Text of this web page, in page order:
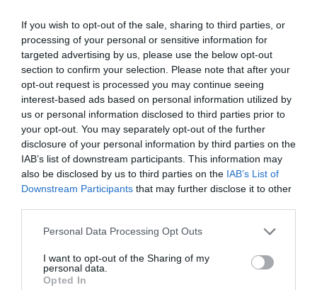
If you wish to opt-out of the sale, sharing to third parties, or
processing of your personal or sensitive information for
targeted advertising by us, please use the below opt-out
section to confirm your selection. Please note that after your
opt-out request is processed you may continue seeing
interest-based ads based on personal information utilized by
us or personal information disclosed to third parties prior to
your opt-out. You may separately opt-out of the further
disclosure of your personal information by third parties on the
IAB’s list of downstream participants. This information may
also be disclosed by us to third parties on the IAB’s List of
Downstream Participants that may further disclose it to other
Please note that this website/app uses one or more Google
not limited to your visit or usage behaviour. You may click to
grant or deny consent to Google and its third-party tags to
use your data for below specified purposes in below Google
Personal Data Processing Opt Outs
I want to opt-out of the Sharing of my
personal data.
Opted In